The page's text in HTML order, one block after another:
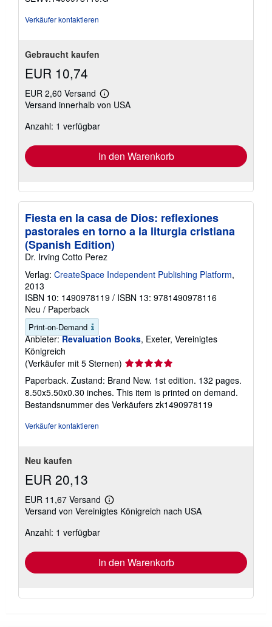
Verkäufer kontaktieren
Gebraucht kaufen
EUR 10,74
EUR 2,60 Versand
Weitere
Informationen
Versand innerhalb von USA
Anzahl: 1 verfügbar
In den Warenkorb
Fiesta en la casa de Dios: reflexiones
pastorales en torno a la liturgia cristiana
(Spanish Edition)
Dr. Irving Cotto Perez
Verlag: CreateSpace Independent Publishing Platform,
2013
ISBN 10: 1490978119 / ISBN 13: 9781490978116
Neu / Paperback
Print-on-Demand
Anbieter: Revaluation Books, Exeter, Vereinigtes
Königreich
(Verkäufer mit 5 Sternen) Verkäuferbewertung
von
5
Sternen
Paperback. Zustand: Brand New. 1st edition. 132 pages.
8.50x5.50x0.30 inches. This item is printed on demand.
Bestandsnummer des Verkäufers zk1490978119
Verkäufer kontaktieren
Neu kaufen
EUR 20,13
EUR 11,67 Versand
Weitere
Informationen
Versand von Vereinigtes Königreich nach USA
Anzahl: 1 verfügbar
In den Warenkorb